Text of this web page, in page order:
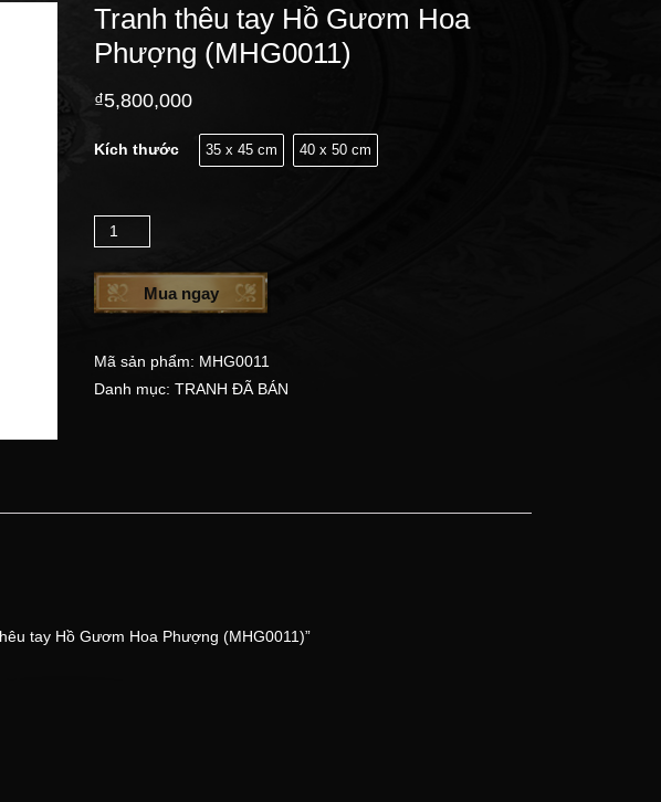
Tranh thêu tay Hồ Gươm Hoa
Phượng (MHG0011)
₫5,800,000
Kích thước 35 x 45 cm 40 x 50 cm
Số lượng
Mua ngay
Mã sản phẩm: MHG0011
Danh mục: TRANH ĐÃ BÁN
tay Hồ Gươm Hoa Phượng (MHG0011)”